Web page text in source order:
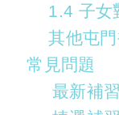
1.4 子女
其他屯
常見問題
最新補